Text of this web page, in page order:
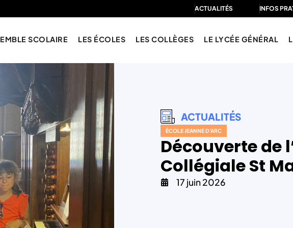
ACTUALITÉS INFOS
SCOLAIRE LES ÉCOLES LES COLLÈGES LE LYCÉE GÉNÉRAL
ACTUALITÉS
ÉCOLE JEANNE D'ARC
Découverte de
Collégiale St
17 juin 2026